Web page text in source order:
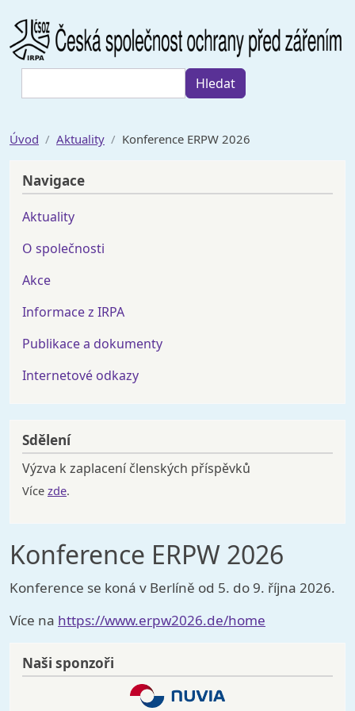
Hledat
Úvod Aktuality Konference ERPW 2026
Konference ERPW 2026
Konference se koná v Berlíně od 5. do 9. října 2026.
Více na https://www.erpw2026.de/home
Navigace
Aktuality
O společnosti
Akce
Informace z IRPA
Publikace a dokumenty
Internetové odkazy
Sdělení
Výzva k zaplacení členských příspěvků
Více zde.
Naši sponzoři
Image